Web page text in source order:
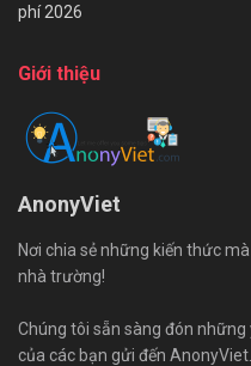
phí 2026
Giới thiệu
AnonyViet
Nơi chia sẻ những kiến thức
nhà trường!
Chúng tôi sẵn sàng đón
của các bạn gửi đến AnonyViet.